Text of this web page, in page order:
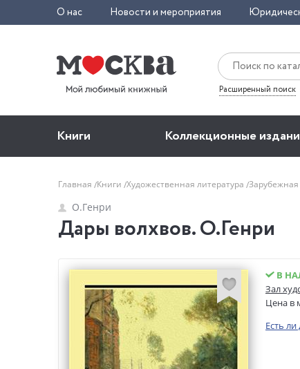
О нас Новости и мероприятия
Расширенный поиск
Книги Коллекционные
Главная Книги Художественная литература Зарубежная
О.Генри
Дары волхвов. О.Генри
В
Зал
Цена в
Есть